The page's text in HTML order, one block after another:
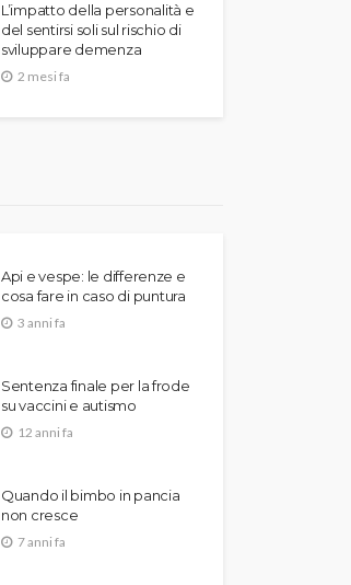
L’impatto della personalità e
del sentirsi soli sul rischio di
sviluppare demenza
2 mesi fa
Api e vespe: le differenze e
cosa fare in caso di puntura
3 anni fa
Sentenza finale per la frode
su vaccini e autismo
12 anni fa
Quando il bimbo in pancia
non cresce
7 anni fa